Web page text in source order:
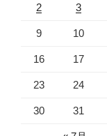
2 3
9 10
16 17
23 24
30 31